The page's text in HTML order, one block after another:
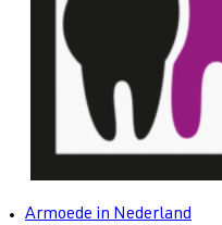
Armoede in Nederland